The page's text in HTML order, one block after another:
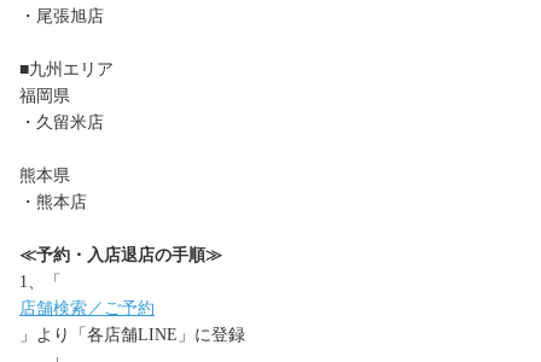
・尾張旭店
■九州エリア
福岡県
・久留米店
熊本県
・熊本店
≪予約・入店退店の手順≫
1、「
店舗検索／ご予約
」より「各店舗LINE」に登録